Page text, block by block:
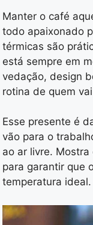
Manter o café
todo apaixonado
térmicas são
está sempre em
vedação, design
rotina de quem
Esse presente é
vão para o
ao ar livre.
para garantir que
temperatura ideal.